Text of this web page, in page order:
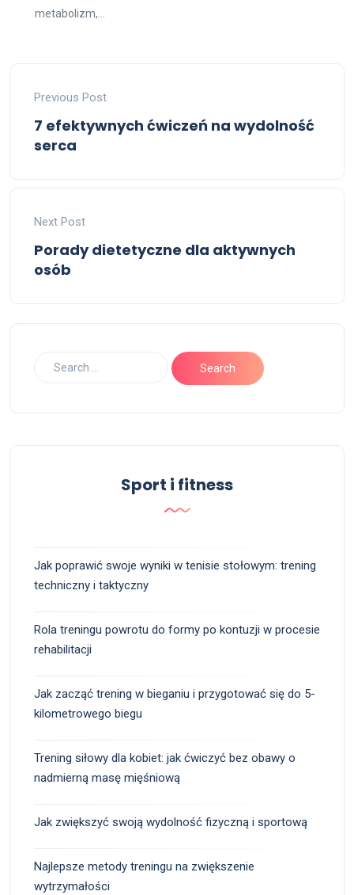
metabolizm,...
Previous Post
7 efektywnych ćwiczeń na wydolność
serca
Next Post
Porady dietetyczne dla aktywnych
osób
Sport i fitness
Jak poprawić swoje wyniki w tenisie stołowym: trening
techniczny i taktyczny
Rola treningu powrotu do formy po kontuzji w procesie
rehabilitacji
Jak zacząć trening w bieganiu i przygotować się do 5-
kilometrowego biegu
Trening siłowy dla kobiet: jak ćwiczyć bez obawy o
nadmierną masę mięśniową
Jak zwiększyć swoją wydolność fizyczną i sportową
Najlepsze metody treningu na zwiększenie
wytrzymałości